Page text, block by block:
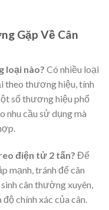
Gặp Về Cân
loại nào? Có nhiều loại
theo thương hiệu, tính
số thương hiệu phổ
nhu cầu sử dụng mà
điện tử 2 tấn? Để
mạnh, tránh để cân
cân thường xuyên,
chính xác của cân.